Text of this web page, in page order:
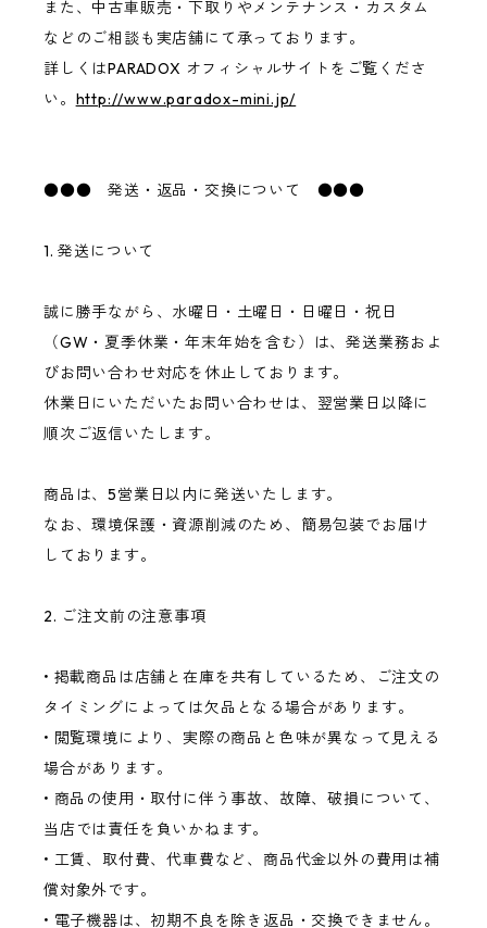
また、中古車販売・下取りやメンテナンス・カスタム
などのご相談も実店舗にて承っております。
詳しくはPARADOX オフィシャルサイトをご覧くださ
い。 http://www.paradox-mini.jp/
●●● 発送・返品・交換について ●●●
1. 発送について
誠に勝手ながら、水曜日・土曜日・日曜日・祝日
（GW・夏季休業・年末年始を含む）は、発送業務およ
びお問い合わせ対応を休止しております。
休業日にいただいたお問い合わせは、翌営業日以降に
順次ご返信いたします。
商品は、5営業日以内に発送いたします。
なお、環境保護・資源削減のため、簡易包装でお届け
しております。
2. ご注文前の注意事項
• 掲載商品は店舗と在庫を共有しているため、ご注文の
タイミングによっては欠品となる場合があります。
• 閲覧環境により、実際の商品と色味が異なって見える
場合があります。
• 商品の使用・取付に伴う事故、故障、破損について、
当店では責任を負いかねます。
• 工賃、取付費、代車費など、商品代金以外の費用は補
償対象外です。
• 電子機器は、初期不良を除き返品・交換できません。